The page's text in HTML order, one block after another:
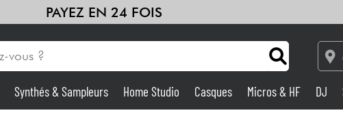
PAYEZ EN 24 FOIS
Synthés & Sampleurs Home Studio Casques Micros & HF DJ